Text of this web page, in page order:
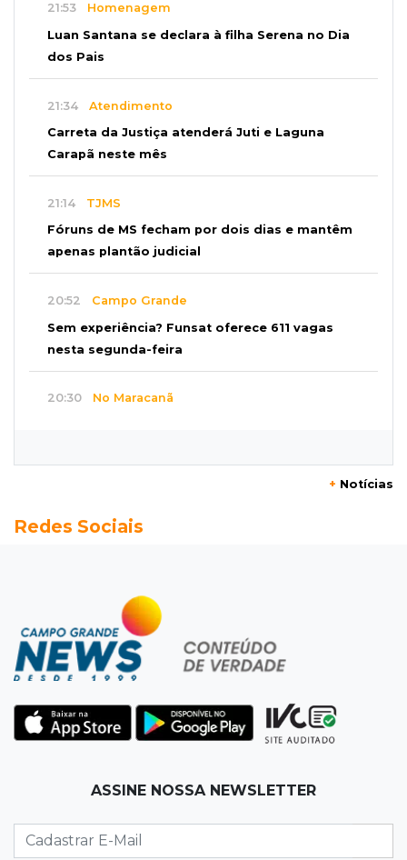
21:53 Homenagem
Luan Santana se declara à filha Serena no Dia
dos Pais
21:34 Atendimento
Carreta da Justiça atenderá Juti e Laguna
Carapã neste mês
21:14 TJMS
Fóruns de MS fecham por dois dias e mantêm
apenas plantão judicial
20:52 Campo Grande
Sem experiência? Funsat oferece 611 vagas
nesta segunda-feira
20:30 No Maracanã
Seleções em MS têm salários de até R$ 8,2 mil;
Jardim Itatiaia
Vigia é amarrado durante roubo de carro e
dois caminhões em pátio
Corinthians vence Bragantino por 2 a 0 e sobe
para 7º no Brasileirão
Na Vila Belmiro
lugar no Brasileirão
+ Notícias
Redes Sociais
ASSINE NOSSA NEWSLETTER